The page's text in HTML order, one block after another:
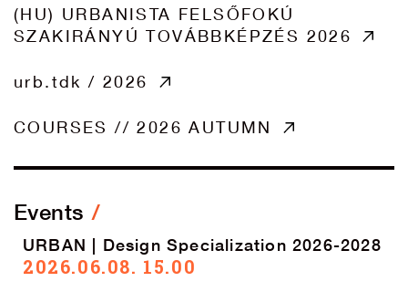
(HU) URBANISTA FELSŐFOKÚ
SZAKIRÁNYÚ TOVÁBBKÉPZÉS 2026
urb.tdk / 2026
COURSES // 2026 AUTUMN
Events
URBAN | Design Specialization 2026-2028
2026.06.08. 15.00